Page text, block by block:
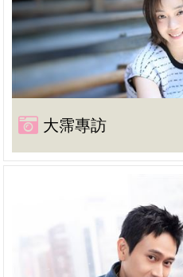
大霈專訪